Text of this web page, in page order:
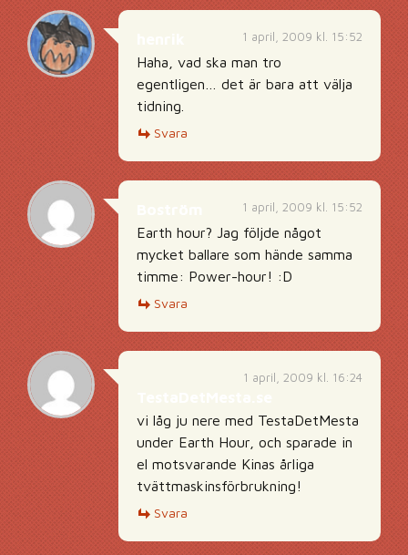
1 april, 2009 kl. 15:52
Haha, vad ska man tro
egentligen… det är bara att välja
tidning.
Svara
1 april, 2009 kl. 15:52
Earth hour? Jag följde något
mycket ballare som hände samma
timme: Power-hour! :D
Svara
1 april, 2009 kl. 16:24
vi låg ju nere med TestaDetMesta
under Earth Hour, och sparade in
el motsvarande Kinas årliga
tvättmaskinsförbrukning!
Svara